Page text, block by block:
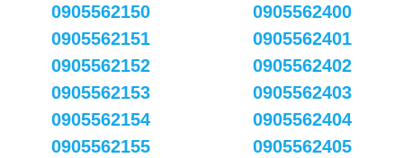
0905562150
0905562151
0905562152
0905562153
0905562154
0905562155
0905562400
0905562401
0905562402
0905562403
0905562404
0905562405